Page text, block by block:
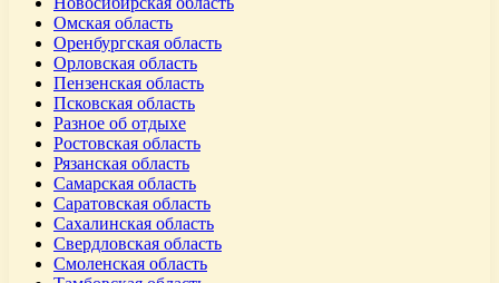
Омская область
Оренбургская область
Орловская область
Пензенская область
Псковская область
Разное об отдыхе
Ростовская область
Рязанская область
Самарская область
Саратовская область
Сахалинская область
Свердловская область
Смоленская область